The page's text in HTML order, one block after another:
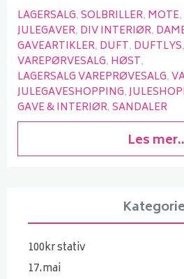
LAGERSALG SOLBRILLER MOTE
JULEGAVER DIV INTERIØR
GAVEARTIKLER DUFT DUFTLYS
VAREPØRVESALG HØST
LAGERSALG VAREPRØVESALG
JULEGAVESHOPPING
GAVE & INTERIØR SANDALER
Les mer..
100kr stativ
17.mai